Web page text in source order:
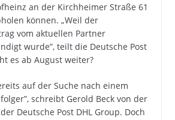
an der Kirchheimer Straße 61
können. „Weil der
vom aktuellen Partner
wurde”, teilt die Deutsche Post
es ab August weiter?
auf der Suche nach einem
schreibt Gerold Beck von der
Deutsche Post DHL Group. Doch